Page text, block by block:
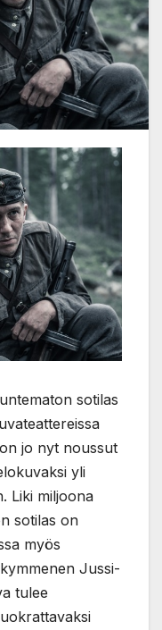
sotilas
jo nyt noussut
yli
Liki miljoona
sotilas on
myös
Jussi-
tulee